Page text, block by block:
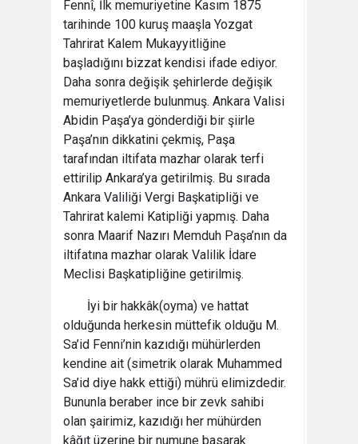
Fennî, İlk memuriyetine Kasım 1875
tarihinde 100 kuruş maaşla Yozgat
Tahrirat Kalem Mukayyitliğine
başladığını bizzat kendisi ifade ediyor.
Daha sonra değişik şehirlerde değişik
memuriyetlerde bulunmuş. Ankara Valisi
Abidin Paşa’ya gönderdiği bir şiirle
Paşa’nın dikkatini çekmiş, Paşa
tarafından iltifata mazhar olarak terfi
ettirilip Ankara’ya getirilmiş. Bu sırada
Ankara Valiliği Vergi Başkatipliği ve
Tahrirat kalemi Katipliği yapmış. Daha
sonra Maarif Nazırı Memduh Paşa’nın da
iltifatına mazhar olarak Valilik İdare
Meclisi Başkatipliğine getirilmiş.
İyi bir hakkâk(oyma) ve hattat
olduğunda herkesin müttefik olduğu M.
Sa’id Fenni’nin kazıdığı mühürlerden
kendine ait (simetrik olarak Muhammed
Sa’id diye hakk ettiği) mührü elimizdedir.
Bununla beraber ince bir zevk sahibi
olan şairimiz, kazıdığı her mühürden
kâğıt üzerine bir numune basarak